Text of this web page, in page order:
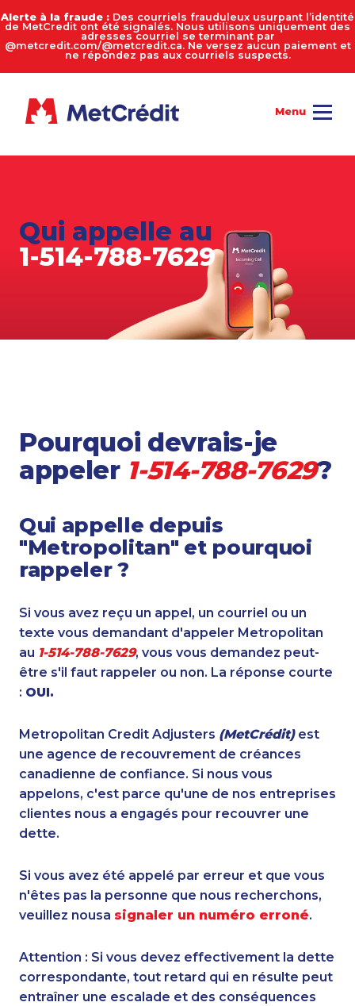
Alerte à la fraude : Des courriels frauduleux usurpant l’identité
de MetCredit ont été signalés. Nous utilisons uniquement des
adresses courriel se terminant par
@metcredit.com/@metcredit.ca. Ne versez aucun paiement et
ne répondez pas aux courriels suspects.
Qui appelle au
1-514-788-7629
Pourquoi devrais-je
appeler 1-514-788-7629?
Qui appelle depuis
"Metropolitan" et pourquoi
rappeler ?
Si vous avez reçu un appel, un courriel ou un
texte vous demandant d'appeler Metropolitan
au 1-514-788-7629, vous vous demandez peut-
être s'il faut rappeler ou non. La réponse courte
: OUI.
Metropolitan Credit Adjusters (MetCrédit)est
une agence de recouvrement de créances
canadienne de confiance. Si nous vous
appelons, c'est parce qu'une de nos entreprises
clientes nous a engagés pour recouvrer une
dette.
Si vous avez été appelé par erreur et que vous
n'êtes pas la personne que nous recherchons,
veuillez nousa signaler un numéro erroné.
Attention : Si vous devez effectivement la dette
correspondante, tout retard qui en résulte peut
entraîner une escalade et des conséquences